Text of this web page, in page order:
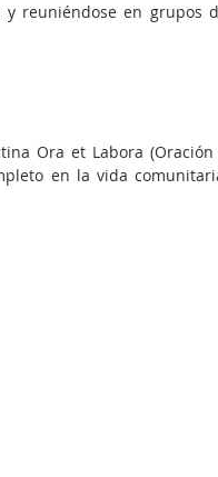
y reuniéndose en grupos
Ora et Labora (Oración
en la vida